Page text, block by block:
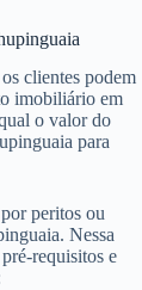
clientes podem
imobiliário em
o valor do
para
peritos ou
Nessa
requisitos e